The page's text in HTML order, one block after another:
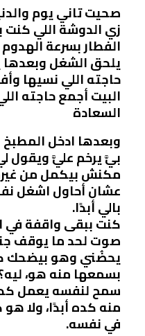
صحيت تاني يوم
زي الدوشة اللي كنت
الفطار بسرعة
يلحق الشغل وبعدها
حاجته اللي نسيها
البيت أجمع حاجته
السعادة
وبعدها ادخل
بيَّ يرخم عليَّ ويقول
مكنش بيكمل من
عشان أحاول اشغل
بالي أبدًا.
كنت ببقى واقفة في
صوت لحد ما يوقف
يحضُني وهو بيضحك
بسمعها منه هو،
سمح لنفسه يعمل
منه كده أبدًا، ولا
في نفسه.